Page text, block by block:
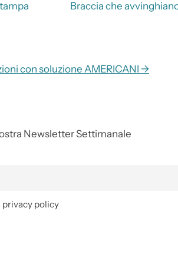
Braccia che
con soluzione AMERICANI →
Newsletter Settimanale
policy